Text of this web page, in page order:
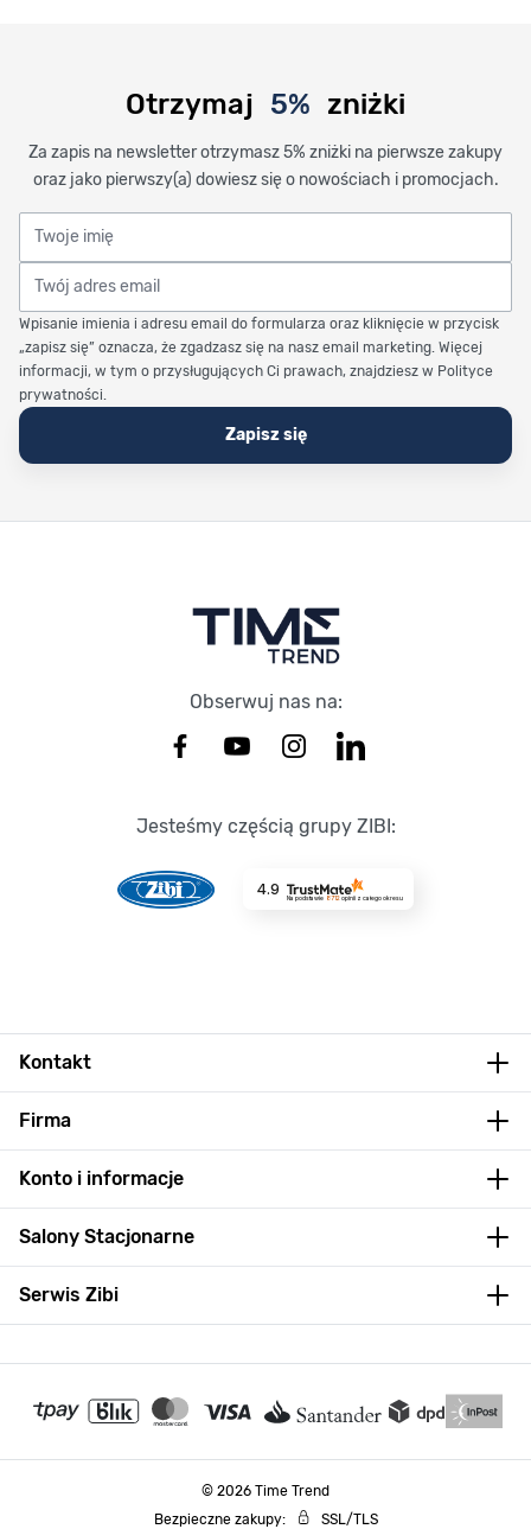
Otrzymaj 5% zniżki
Za zapis na newsletter otrzymasz 5% zniżki na pierwsze zakupy
oraz jako pierwszy(a) dowiesz się o nowościach i promocjach.
Twoje imię
Twój adres email
Wpisanie imienia i adresu email do formularza oraz kliknięcie w przycisk
„zapisz się” oznacza, że zgadzasz się na nasz email marketing. Więcej
informacji, w tym o przysługujących Ci prawach, znajdziesz w Polityce
prywatności.
Zapisz się
Obserwuj nas na:
Jesteśmy częścią grupy ZIBI:
4.9
Na podstawie 8712opinii z całego okresu
Kontakt
Firma
Konto i informacje
Salony Stacjonarne
Serwis Zibi
© 2026 Time Trend
Bezpieczne zakupy:
SSL/TLS